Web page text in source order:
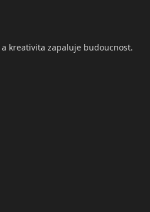
kreativita zapaluje budoucnost.